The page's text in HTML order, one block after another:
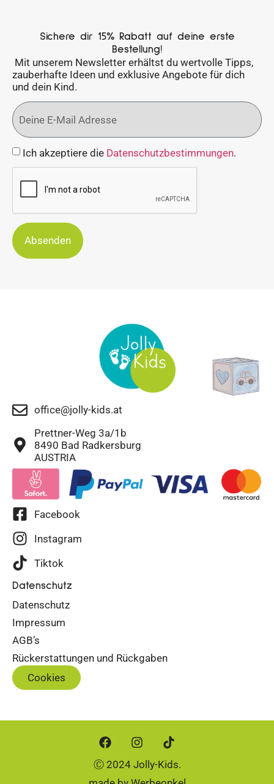
Sichere dir 15% Rabatt auf deine erste
Bestellung!
Mit unserem Newsletter erhältst du wertvolle Tipps,
zauberhafte Ideen und exklusive Angebote für dich
und dein Kind.
Ich akzeptiere die Datenschutzbestimmungen.
Absenden
office@jolly-kids.at
Prettner-Weg 3a/1b
8490 Bad Radkersburg
AUSTRIA
Facebook
Instagram
Tiktok
Datenschutz
Datenschutz
Impressum
AGB’s
Rückerstattungen und Rückgaben
Cookies
Ⓒ 2024 Jolly-Kids.